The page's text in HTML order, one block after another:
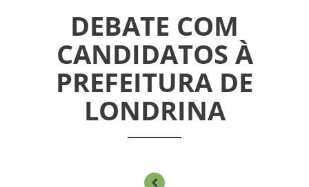
ASSEMBLÉIAS
NOTÍCIAS
VÍDEOS
DEBATE COM
CANDIDATOS À
PREFEITURA DE
LONDRINA